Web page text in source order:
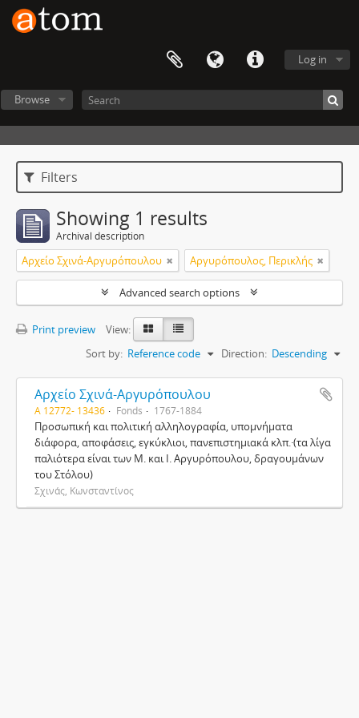
Log in
Browse
Filters
Showing 1 results
Archival description
Αρχείο Σχινά-Αργυρόπουλου Αργυρόπουλος, Περικλής
Advanced search options
Print preview
View:
Sort by: Reference code Direction: Descending
Αρχείο Σχινά-Αργυρόπουλου
Α 12772- 13436 Fonds 1767-1884
Προσωπική και πολιτική αλληλογραφία, υπομνήματα
διάφορα, αποφάσεις, εγκύκλιοι, πανεπιστημιακά κλπ.·(τα λίγα
παλιότερα είναι των Μ. και Ι. Αργυρόπουλου, δραγουμάνων
του Στόλου)
Σχινάς, Κωνσταντίνος